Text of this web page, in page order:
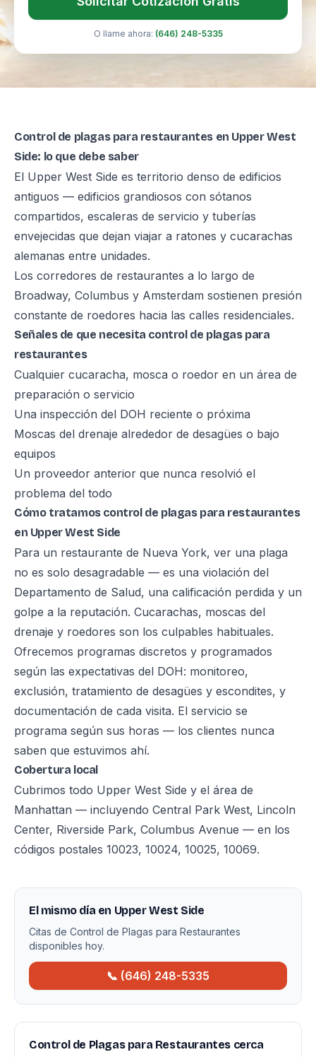
O llame ahora: (646) 248-5335
Control de plagas para restaurantes en Upper West
Side: lo que debe saber
El Upper West Side es territorio denso de edificios
antiguos — edificios grandiosos con sótanos
compartidos, escaleras de servicio y tuberías
envejecidas que dejan viajar a ratones y cucarachas
alemanas entre unidades.
Los corredores de restaurantes a lo largo de
Broadway, Columbus y Amsterdam sostienen presión
constante de roedores hacia las calles residenciales.
Señales de que necesita control de plagas para
restaurantes
Cualquier cucaracha, mosca o roedor en un área de
preparación o servicio
Una inspección del DOH reciente o próxima
Moscas del drenaje alrededor de desagües o bajo
equipos
Un proveedor anterior que nunca resolvió el
problema del todo
Cómo tratamos control de plagas para restaurantes
en Upper West Side
Para un restaurante de Nueva York, ver una plaga
no es solo desagradable — es una violación del
Departamento de Salud, una calificación perdida y un
golpe a la reputación. Cucarachas, moscas del
drenaje y roedores son los culpables habituales.
Ofrecemos programas discretos y programados
según las expectativas del DOH: monitoreo,
exclusión, tratamiento de desagües y escondites, y
documentación de cada visita. El servicio se
programa según sus horas — los clientes nunca
saben que estuvimos ahí.
Cobertura local
Cubrimos todo Upper West Side y el área de
Manhattan — incluyendo Central Park West, Lincoln
Center, Riverside Park, Columbus Avenue — en los
códigos postales 10023, 10024, 10025, 10069.
El mismo día en Upper West Side
Citas de Control de Plagas para Restaurantes
disponibles hoy.
📞 (646) 248-5335
Control de Plagas para Restaurantes cerca